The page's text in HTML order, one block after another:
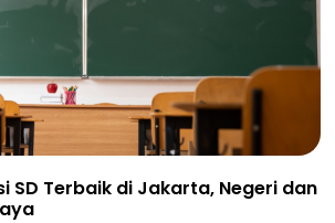
SD Terbaik di Jakarta, Negeri dan